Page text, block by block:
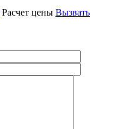
Расчет цены Вызвать